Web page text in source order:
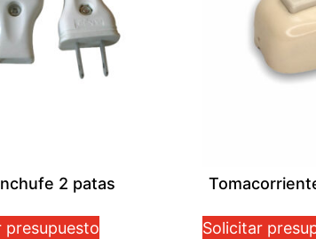
2 patas
presupuesto Solicitar